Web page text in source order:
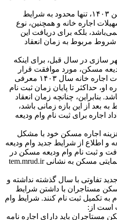
شرایط ثبت نام وام ودیعه مسکن ۱۴۰۳، تنها محدود به شرایط
اجاره خانه و همچنین، نوع
بلکه برای دریافت این
مربوط به زمان انعقاد
سازی در سال قبل، برای اینکه
مسکن، مورد موافقت قرار
گیرد و وی جهت دریافت تسهیلات اجاره خانه سال ۱۴۰۳ معرفی
او، حداکثر تا پایان زمان ثبت نام
بنابراین، چنانچه زمان انعقاد
به بعد از این بازه زمانی باشد،
اجاره برای ثبت نام وام ودیعه
اجاره مسکن خود با مشکل
و اطلاع از شرایط جدید وام ودیعه
و ثبت نام وام ودیعه مسکن در
سایت سامانه جامع طرح‌های حمایتی مسکن به نشانی tem.mrud.ir
تفاوتی با سال گذشته نداشته و
مستاجران با داشتن شرایط
به تکمیل ثبت نام کنند. شرایط وام
است از:
مستاجران باید دارای اجاره نامه